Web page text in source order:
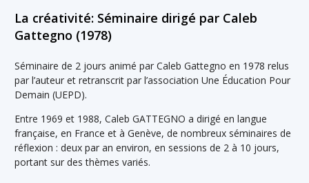
La créativité: Séminaire dirigé par Caleb
Gattegno (1978)
Séminaire de 2 jours animé par Caleb Gattegno en 1978 relus
par l’auteur et retranscrit par l’association Une Éducation Pour
Demain (UEPD).
Entre 1969 et 1988, Caleb GATTEGNO a dirigé en langue
française, en France et à Genève, de nombreux séminaires de
réflexion : deux par an environ, en sessions de 2 à 10 jours,
portant sur des thèmes variés.